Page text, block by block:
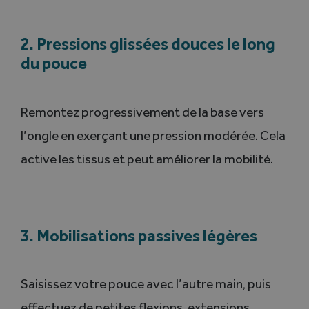
2. Pressions glissées douces le long
du pouce
Remontez progressivement de la base vers
l’ongle en exerçant une pression modérée. Cela
active les tissus et peut améliorer la mobilité.
3. Mobilisations passives légères
Saisissez votre pouce avec l’autre main, puis